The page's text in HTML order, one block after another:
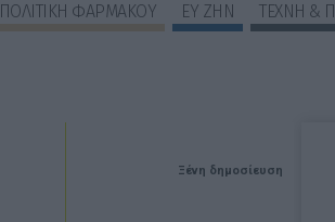
ΠΟΛΙΤΙΚΗ ΦΑΡΜΑΚΟΥ ΕΥ ΖΗΝ
ΤΕΧΝΗ &
Ξένη δημοσίευση